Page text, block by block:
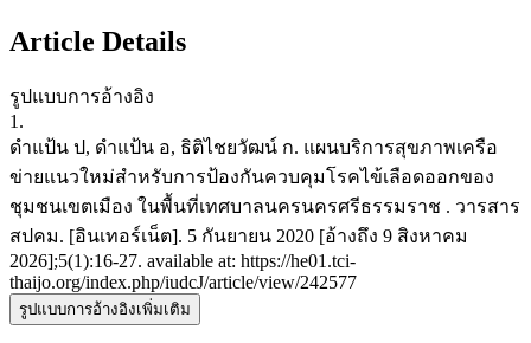
Article Details
รูปแบบการอ้างอิง
1.
ดำแป้น ป, ดำแป้น อ, ธิติไชยวัฒน์ ก. แผนบริการสุขภาพเครือ
ข่ายแนวใหม่สำหรับการป้องกันควบคุมโรคไข้เลือดออกของ
ชุมชนเขตเมือง ในพื้นที่เทศบาลนครนครศรีธรรมราช . วารสาร
สปคม. [อินเทอร์เน็ต]. 5 กันยายน 2020 [อ้างถึง 9 สิงหาคม
2026];5(1):16-27. available at: https://he01.tci-
thaijo.org/index.php/iudcJ/article/view/242577
รูปแบบการอ้างอิงเพิ่มเติม